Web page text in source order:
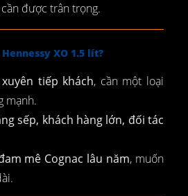
được trân trọng.
XO 1.5 lít?
tiếp khách, cần một loại
mạnh.
sếp, khách hàng lớn, đối tác
mê Cognac lâu năm, muốn